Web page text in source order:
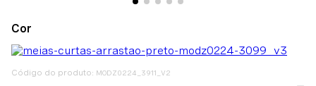
: MODZ0224_3911_V2